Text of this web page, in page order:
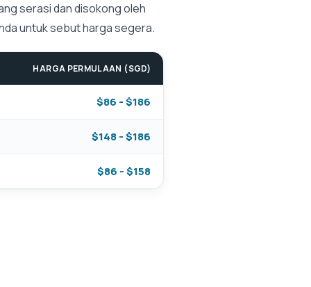
serasi dan disokong oleh
untuk sebut harga segera.
HARGA PERMULAAN (SGD)
$86 - $186
$148 - $186
$86 - $158